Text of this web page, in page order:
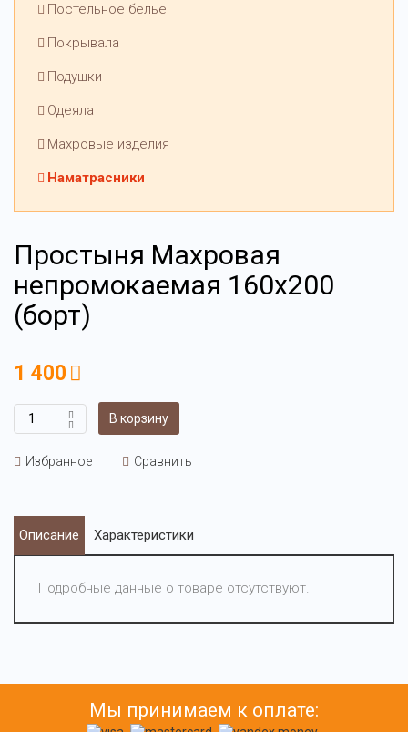
Постельное белье
Покрывала
Подушки
Одеяла
Махровые изделия
Наматрасники
Простыня Махровая
непромокаемая 160х200
(борт)
1 400
В корзину
Избранное Сравнить
Описание Характеристики
Подробные данные о товаре отсутствуют.
Мы принимаем к оплате: